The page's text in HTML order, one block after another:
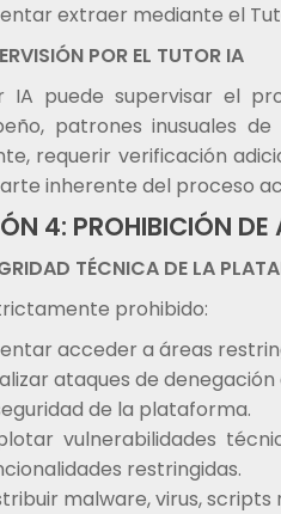
extraer mediante el
POR EL TUTOR IA
IA puede supervisar el
patrones inusuales
requerir verificación
inherente del proceso
4: PROHIBICIÓN
TÉCNICA DE LA
prohibido:
acceder a áreas
ataques de
de la plataforma.
vulnerabilidades
restringidas.
malware, virus,